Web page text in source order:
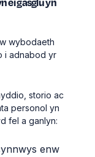
wybodaeth
i adnabod yr
storio ac
personol yn
fel a ganlyn:
enw